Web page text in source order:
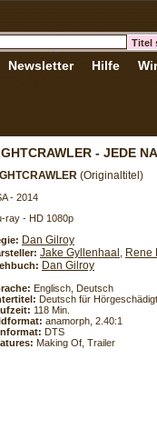
Newsletter Hilfe Wir
- JEDE
(Originaltitel)
- 2014
ray - HD 1080p
Dan Gilroy
Jake Gyllenhaal Rene
Dan Gilroy
Englisch, Deutsch
Deutsch für
118 Min.
anamorph, 2.40:1
DTS
Making Of, Trailer